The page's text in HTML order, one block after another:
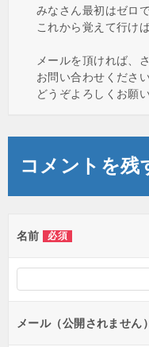
みなさん最初はゼロ
これから覚えて行け
メールを頂ければ、
お問い合わせくださ
どうぞよろしくお願
コメントを残
名前 必須
メール（公開されません